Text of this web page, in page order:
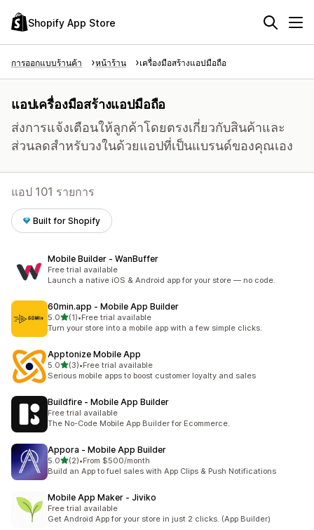
Shopify App Store
การออกแบบร้านค้า หน้าร้าน เครื่องมือสร้างแอปมือถือ
แอปเครื่องมือสร้างแอปมือถือ
ส่งการแจ้งเตือนให้ลูกค้าโดยตรงเกี่ยวกับสินค้าและ
ส่วนลดสำหรับวงในด้วยแอปที่เป็นแบรนด์ของคุณเอง
แอป 101 รายการ
Built for Shopify
Mobile Builder ‑ WanBuffer
Free trial available
Launch a native iOS & Android app for your store — no code.
60min.app ‑ Mobile App Builder
5.0เต็ม 5 ดาว
(1)
ทั้งหมด 1 รีวิว
•Free trial available
Turn your store into a mobile app with a few simple clicks.
Apptonize Mobile App
5.0เต็ม 5 ดาว
(3)
ทั้งหมด 3 รีวิว
•Free trial available
Serious mobile apps to boost customer loyalty and sales
Buildfire ‑ Mobile App Builder
Free trial available
The No-Code Mobile App Builder for Ecommerce.
Appora ‑ Mobile App Builder
5.0เต็ม 5 ดาว
(2)
ทั้งหมด 2 รีวิว
•From $500/month
Build an App to fuel sales with App Clips & Push Notifications
Mobile App Maker ‑ Jiviko
Free trial available
Get Android App for your store in just 2 clicks. (App Builder)